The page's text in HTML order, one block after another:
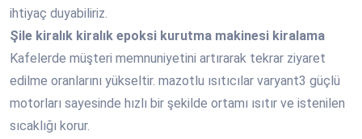
ihtiyaç duyabiliriz.
Şile kiralık kiralık epoksi kurutma makinesi kiralama
Kafelerde müşteri memnuniyetini artırarak tekrar ziyaret
edilme oranlarını yükseltir. mazotlu ısıtıcılar varyant3 güçlü
motorları sayesinde hızlı bir şekilde ortamı ısıtır ve istenilen
sıcaklığı korur.